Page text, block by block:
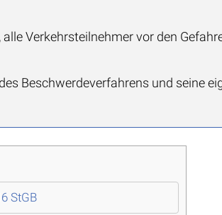
Verkehrsteilnehmer vor den
Beschwerdeverfahrens und seine
StGB